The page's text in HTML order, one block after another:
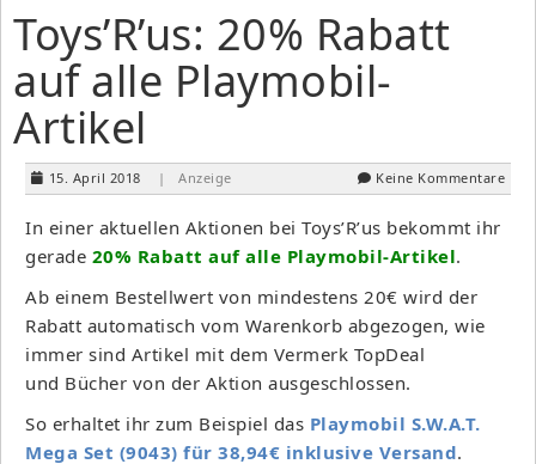
Toys’R’us: 20% Rabatt
auf alle Playmobil-
Artikel
15. April 2018 | Anzeige Keine Kommentare
In einer aktuellen Aktionen bei Toys’R’us bekommt ihr
gerade 20% Rabatt auf alle Playmobil-Artikel.
Ab einem Bestellwert von mindestens 20€ wird der
Rabatt automatisch vom Warenkorb abgezogen, wie
immer sind Artikel mit dem Vermerk TopDeal
und Bücher von der Aktion ausgeschlossen.
So erhaltet ihr zum Beispiel das Playmobil S.W.A.T.
Mega Set (9043) für 38,94€ inklusive Versand.